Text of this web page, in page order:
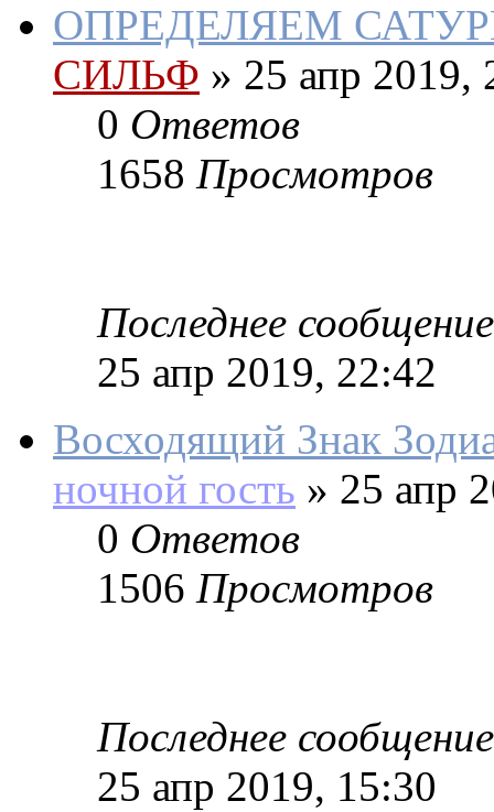
ОПРЕДЕЛЯЕМ
СИЛЬФ » 25 апр 2019,
0 Ответов
1658 Просмотров
Последнее сообщение
25 апр 2019, 22:42
Восходящий Знак
ночной гость » 25 апр
0 Ответов
1506 Просмотров
Последнее сообщение
25 апр 2019, 15:30